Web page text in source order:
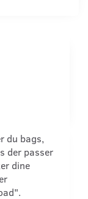
du bags,
der passer
dine